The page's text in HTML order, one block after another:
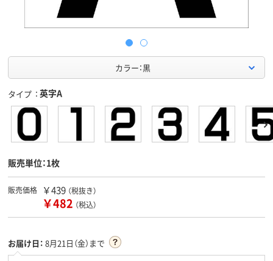
カラー：黒
タイプ 英字A
販売単位：1枚
販売価格 ￥439 （税抜き）
￥482 （税込）
お届け日： 8月21日（金）まで